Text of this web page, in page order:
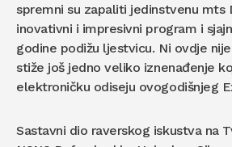
spremni su zapaliti jedinstvenu mts
inovativni i impresivni program i
godine podižu ljestvicu. Ni ovdje
stiže još jedno veliko iznenađenje
elektroničku odiseju ovogodišnjeg
Sastavni dio raverskog iskustva na